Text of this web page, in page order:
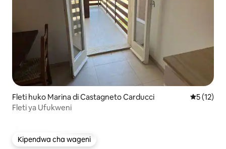
Fleti huko Marina di Castagneto Carducci Ukadiriaji
5 (12)
Fleti ya Ufukweni
Kipendwa cha wageni
Kipendwa cha wageni